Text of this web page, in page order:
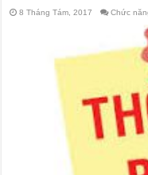
8 Tháng Tám, 2017 Chức